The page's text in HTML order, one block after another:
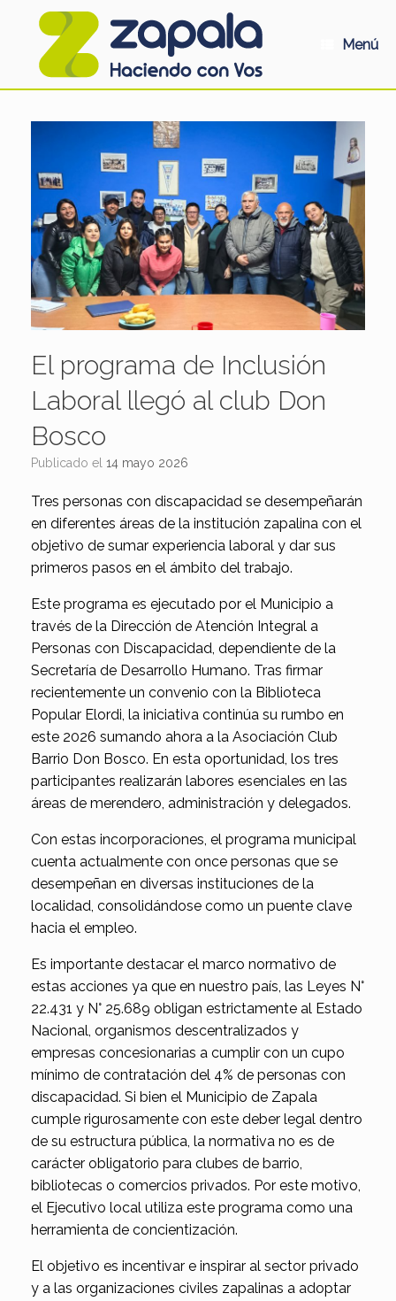
Menú
El programa de Inclusión
Laboral llegó al club Don
Bosco
Publicado el 14 mayo 2026
Tres personas con discapacidad se desempeñarán
en diferentes áreas de la institución zapalina con el
objetivo de sumar experiencia laboral y dar sus
primeros pasos en el ámbito del trabajo.
Este programa es ejecutado por el Municipio a
través de la Dirección de Atención Integral a
Personas con Discapacidad, dependiente de la
Secretaría de Desarrollo Humano. Tras firmar
recientemente un convenio con la Biblioteca
Popular Elordi, la iniciativa continúa su rumbo en
este 2026 sumando ahora a la Asociación Club
Barrio Don Bosco. En esta oportunidad, los tres
participantes realizarán labores esenciales en las
áreas de merendero, administración y delegados.
Con estas incorporaciones, el programa municipal
cuenta actualmente con once personas que se
desempeñan en diversas instituciones de la
localidad, consolidándose como un puente clave
hacia el empleo.
Es importante destacar el marco normativo de
estas acciones ya que en nuestro país, las Leyes N°
22.431 y N° 25.689 obligan estrictamente al Estado
Nacional, organismos descentralizados y
empresas concesionarias a cumplir con un cupo
mínimo de contratación del 4% de personas con
discapacidad. Si bien el Municipio de Zapala
cumple rigurosamente con este deber legal dentro
de su estructura pública, la normativa no es de
carácter obligatorio para clubes de barrio,
bibliotecas o comercios privados. Por este motivo,
el Ejecutivo local utiliza este programa como una
herramienta de concientización.
El objetivo es incentivar e inspirar al sector privado
y a las organizaciones civiles zapalinas a adoptar